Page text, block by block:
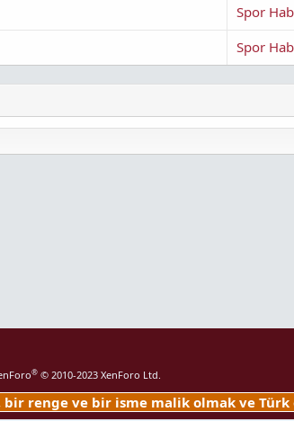
Spor
Spor
® © 2010-2023 XenForo Ltd.
renge ve bir isme malik olmak ve Türk